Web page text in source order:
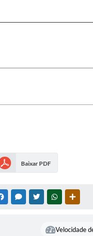
Baixar PDF
FACEBOOKMESSENGER
TWITTERWHATSAPP
Velocidade